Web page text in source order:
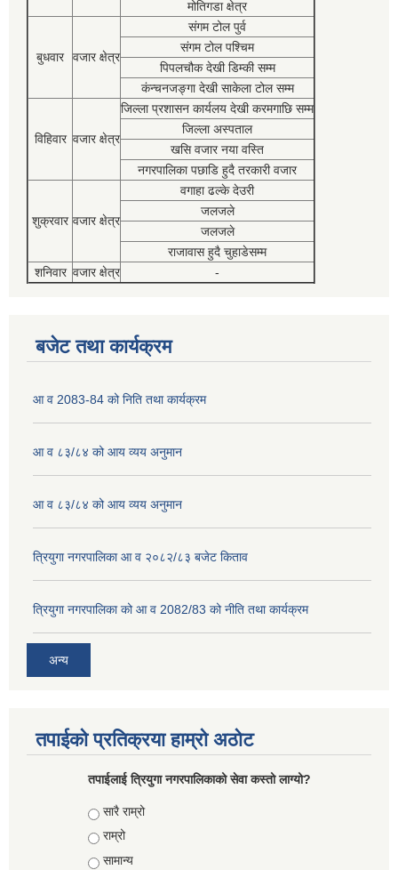
मोतिगडा क्षेत्र
बुधवार वजार क्षेत्र
संगम टोल पुर्व
संगम टोल पश्चिम
पिपलचौक देखी डिम्की सम्म
कंन्चनजङ्गा देखी साकेला टोल सम्म
विहिवार वजार क्षेत्र
जिल्ला प्रशासन कार्यलय देखी करमगाछि सम्म
जिल्ला अस्पताल
खसि वजार नया वस्ति
नगरपालिका पछाडि हुदै तरकारी वजार
शुक्रवार वजार क्षेत्र
वगाहा ढल्के देउरी
जलजले
जलजले
राजावास हुदै चुहाडेसम्म
शनिवार वजार क्षेत्र -
बजेट तथा कार्यक्रम
आ व 2083-84 को निति तथा कार्यक्रम
आ व ८३/८४ को आय व्यय अनुमान
आ व ८३/८४ को आय व्यय अनुमान
त्रियुगा नगरपालिका आ व २०८२/८३ बजेट किताव
त्रियुगा नगरपालिका को आ व 2082/83 को नीति तथा कार्यक्रम
अन्य
तपाईको प्रतिक्रया हाम्रो अठोट
तपाईलाई त्रियुगा नगरपालिकाको सेवा कस्तो लाग्यो?
Choices
सारै राम्रो
राम्रो
सामान्य